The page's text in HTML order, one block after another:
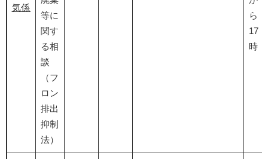
気係
等に
関す
る相
談
（フ
ロン
排出
抑制
法）
ら
17
時